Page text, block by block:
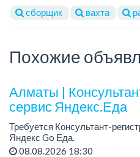
сборщик
вахта
Похожие
Алматы |
сервис Яндекс.Еда
Требуется Консультант-
Яндекс Go Еда.
Условия: работа в офисе
08.08.2026 18:30